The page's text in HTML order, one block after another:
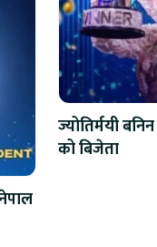
ज्योतिर्मयी
को बिजेता